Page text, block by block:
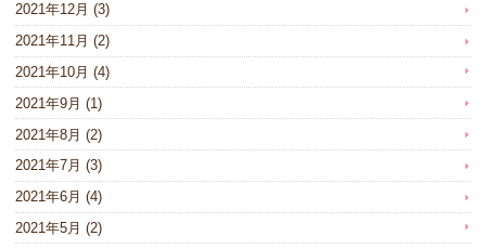
2021年12月 (3)
2021年11月 (2)
2021年10月 (4)
2021年9月 (1)
2021年8月 (2)
2021年7月 (3)
2021年6月 (4)
2021年5月 (2)